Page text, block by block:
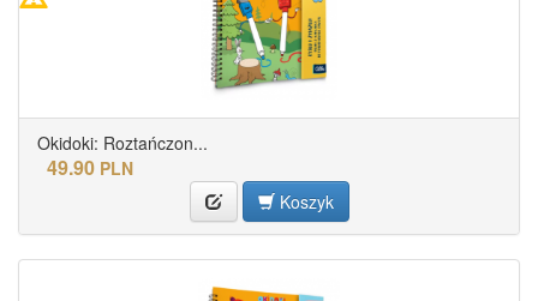
Okidoki: Roztańczon...
49.90 PLN
Koszyk